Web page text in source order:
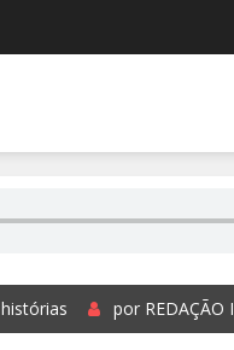
histórias por REDAÇÃO